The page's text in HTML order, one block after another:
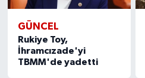
GÜNCEL
Rukiye Toy,
İhramcızade'yi
TBMM'de yadetti